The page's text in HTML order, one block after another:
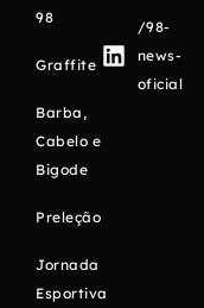
98
Graffite
Barba,
Cabelo e
Bigode
Preleção
Jornada
Esportiva
/98-
news-
oficial